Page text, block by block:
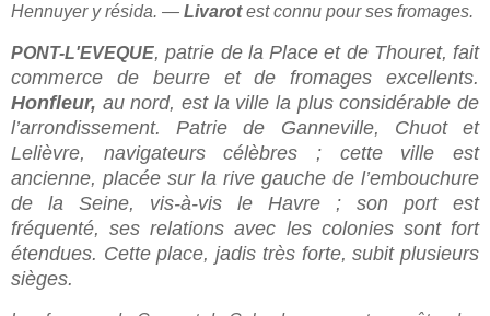
Hennuyer y résida. — Livarotest connu pour ses fromages.
PONT-L'EVEQUE, patrie de la Place et de Thouret, fait
commerce de beurre et de fromages excellents.
Honfleur, au nord, est la ville la plus considérable de
l’arrondissement. Patrie de Ganneville, Chuot et
Lelièvre, navigateurs célèbres ; cette ville est
ancienne, placée sur la rive gauche de l’embouchure
de la Seine, vis-à-vis le Havre ; son port est
fréquenté, ses relations avec les colonies sont fort
étendues. Cette place, jadis très forte, subit plusieurs
sièges.